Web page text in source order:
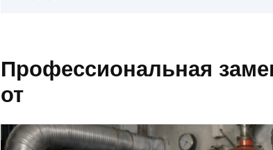
Профессиональная
от